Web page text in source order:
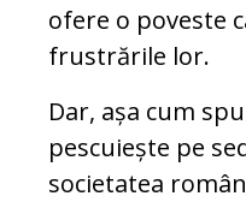
ofere o poveste
frustrările lor.
Dar, așa cum
pescuiește pe
societatea